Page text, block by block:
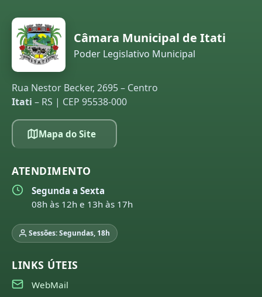
Câmara Municipal de Itati
Poder Legislativo Municipal
Rua Nestor Becker, 2695 – Centro
Itati – RS | CEP 95538-000
Mapa do Site
ATENDIMENTO
Segunda a Sexta
08h às 12h e 13h às 17h
Sessões: Segundas, 18h
LINKS ÚTEIS
WebMail